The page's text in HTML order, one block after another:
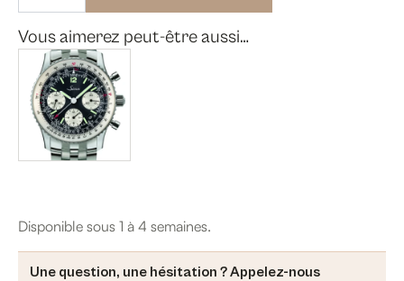
St
B
E
Vous aimerez peut-être aussi…
Disponible sous 1 à 4 semaines.
Une question, une hésitation ? Appelez-nous